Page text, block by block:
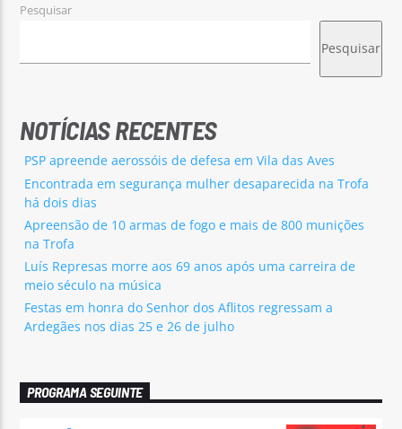
Pesquisar
Pesquisar
NOTÍCIAS RECENTES
PSP apreende aerossóis de defesa em Vila das Aves
Encontrada em segurança mulher desaparecida na Trofa
há dois dias
Apreensão de 10 armas de fogo e mais de 800 munições
na Trofa
Luís Represas morre aos 69 anos após uma carreira de
meio século na música
Festas em honra do Senhor dos Aflitos regressam a
Ardegães nos dias 25 e 26 de julho
PROGRAMA SEGUINTE